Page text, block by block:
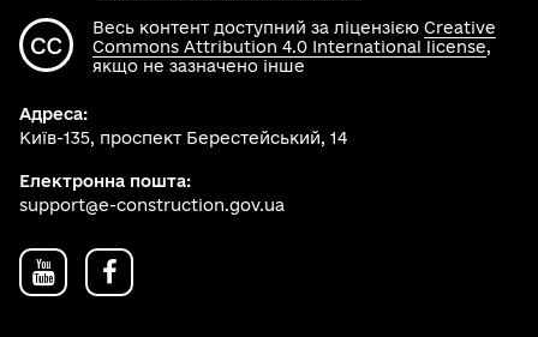
Весь контент доступний за ліцензією Creative
Commons Attribution 4.0 International license,
якщо не зазначено інше
Адреса:
Київ-135, проспект Берестейський, 14
Електронна пошта:
support@e-construction.gov.ua